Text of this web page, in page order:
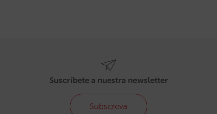
Suscríbete a nuestra newsletter
Subscreva